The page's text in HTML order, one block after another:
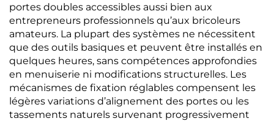
portes doubles accessibles aussi bien aux
entrepreneurs professionnels qu’aux bricoleurs
amateurs. La plupart des systèmes ne nécessitent
que des outils basiques et peuvent être installés en
quelques heures, sans compétences approfondies
en menuiserie ni modifications structurelles. Les
mécanismes de fixation réglables compensent les
légères variations d’alignement des portes ou les
tassements naturels survenant progressivement